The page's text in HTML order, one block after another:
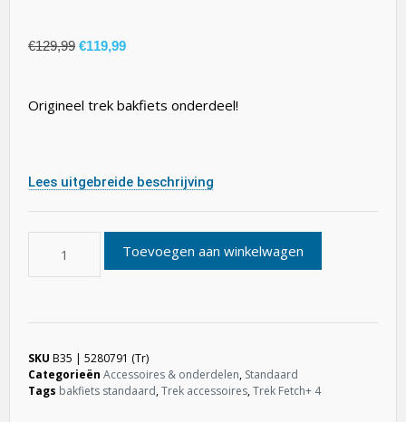
€129,99 €119,99
Origineel trek bakfiets onderdeel!
Lees uitgebreide beschrijving
Toevoegen aan winkelwagen
SKU B35 | 5280791 (Tr)
Categorieën Accessoires & onderdelen, Standaard
Tags bakfiets standaard,Trek accessoires,Trek Fetch+ 4